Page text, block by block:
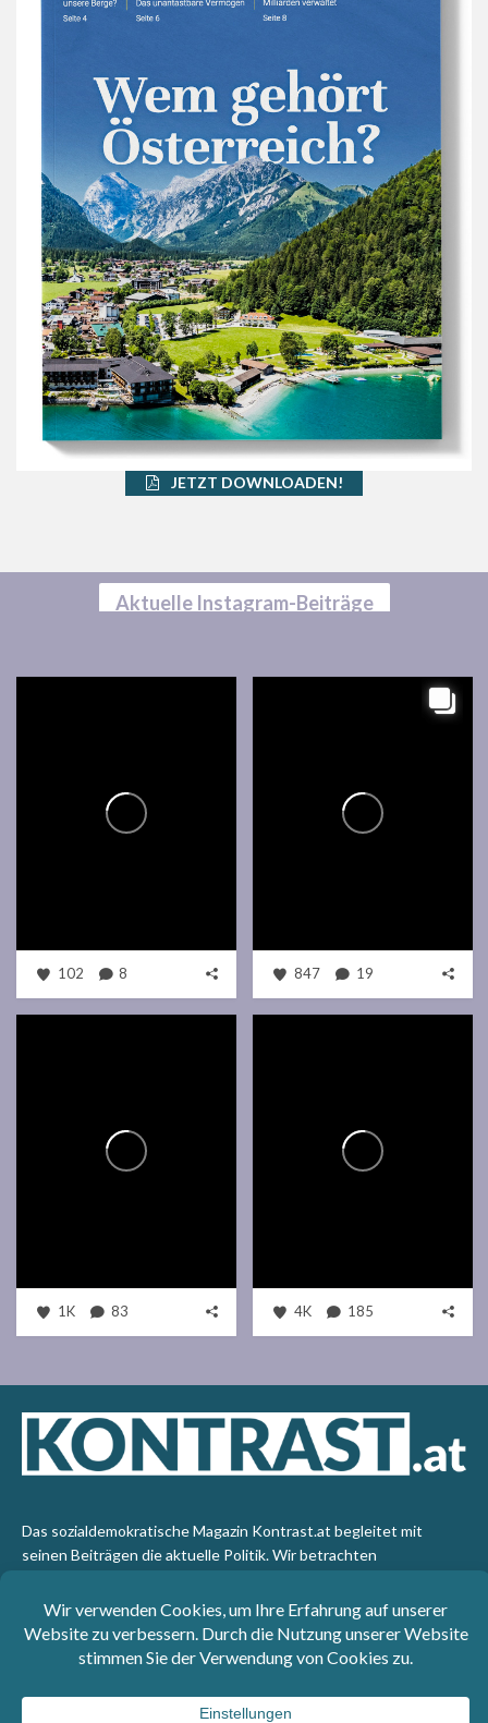
JETZT DOWNLOADEN!
Aktuelle Instagram-Beiträge
102 8 847 19
1K 83 4K 185
Das sozialdemokratische Magazin Kontrast.at begleitet mit
seinen Beiträgen die aktuelle Politik. Wir betrachten
emanzipatorischen Standpunkt aus. Kontrast wirft den Blick der
sozialen Gerechtigkeit auf die Welt.
: SPÖ-Klub - 1017 Wien - Telefon: +43 1 40110-
3393 - e-mail: redaktion@kontrast.at -